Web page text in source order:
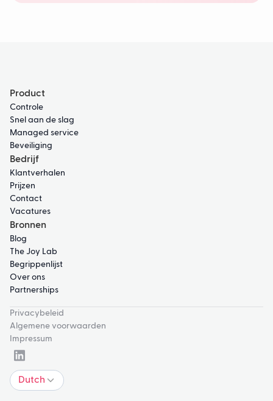
Product
Controle
Snel aan de slag
Managed service
Beveiliging
Bedrijf
Klantverhalen
Prijzen
Contact
Vacatures
Bronnen
Blog
The Joy Lab
Begrippenlijst
Over ons
Partnerships
Privacybeleid
Algemene voorwaarden
Impressum
Dutch